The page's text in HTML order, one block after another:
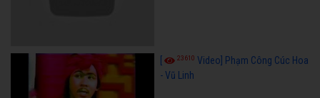
23610 Video] Phạm Công Cúc Hoa
- Vũ Linh